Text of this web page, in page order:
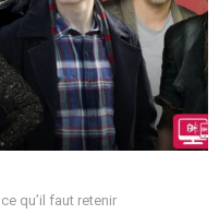
qu’il faut retenir